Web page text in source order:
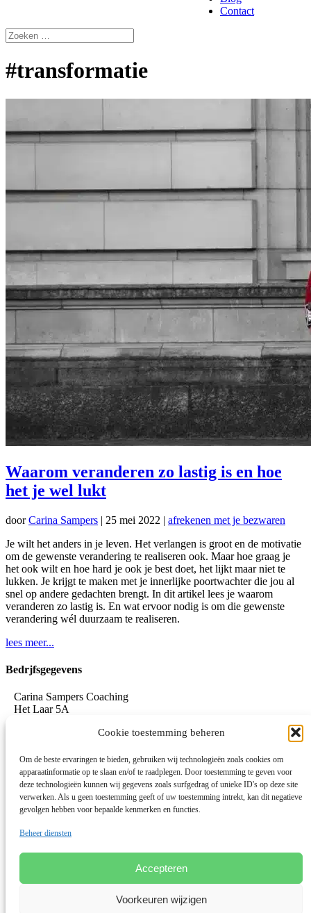
Cookie toestemming beheren
Om de beste ervaringen te bieden, gebruiken wij technologieën zoals cookies om
apparaatinformatie op te slaan en/of te raadplegen. Door toestemming te geven voor
deze technologieën kunnen wij gegevens zoals surfgedrag of unieke ID's op deze site
verwerken. Als u geen toestemming geeft of uw toestemming intrekt, kan dit negatieve
gevolgen hebben voor bepaalde kenmerken en functies.
Beheer diensten
Accepteren
Voorkeuren wijzigen
Contact
#transformatie
Waarom veranderen zo lastig is en hoe
het je wel lukt
doorCarina Sampers | 25 mei 2022 | afrekenen met je bezwaren
Je wilt het anders in je leven. Het verlangen is groot en de motivatie
om de gewenste verandering te realiseren ook. Maar hoe graag je
het ook wilt en hoe hard je ook je best doet, het lijkt maar niet te
lukken. Je krijgt te maken met je innerlijke poortwachter die jou al
snel op andere gedachten brengt. In dit artikel lees je waarom
veranderen zo lastig is. En wat ervoor nodig is om die gewenste
verandering wél duurzaam te realiseren.
lees meer...
Bedrjfsgegevens
Carina Sampers Coaching
Het Laar 5A
www.carinasampers.nl
BTW-id: NL001833928B47
KvK: 72690895
Algemene voorwaarden
Privacybeleid OEEC